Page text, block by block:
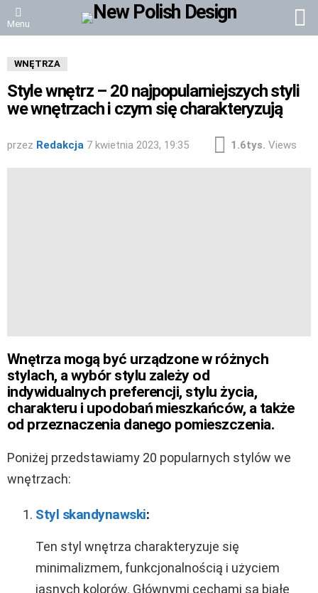
Menu
WNĘTRZA
Style wnętrz – 20 najpopularniejszych styli
we wnętrzach i czym się charakteryzują
przez Redakcja 7 kwietnia 2023, 19:35 1.6tys. Views
Wnętrza mogą być urządzone w różnych
stylach, a wybór stylu zależy od
indywidualnych preferencji, stylu życia,
charakteru i upodobań mieszkańców, a także
od przeznaczenia danego pomieszczenia.
Poniżej przedstawiamy 20 popularnych stylów we
wnętrzach:
Styl skandynawski:
Ten styl wnętrza charakteryzuje się
minimalizmem, funkcjonalnością i użyciem
jasnych kolorów. Głównymi cechami są białe